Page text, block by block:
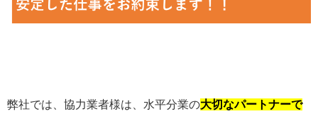
弊社では、協力業者様は、水平分業の大切なパートナーで